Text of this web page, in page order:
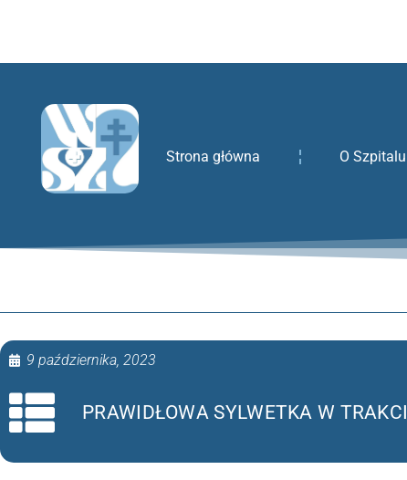
Strona główna O Szpitalu
9 października, 2023
PRAWIDŁOWA SYLWETKA W